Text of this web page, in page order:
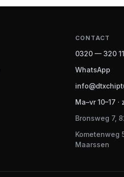
CONTACT
0320 — 320
WhatsApp
Ma–vr 10–17 ·
Bronsweg 7,
Kometenweg
Maarssen